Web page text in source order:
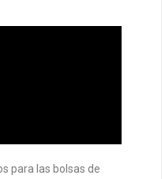
para las bolsas de